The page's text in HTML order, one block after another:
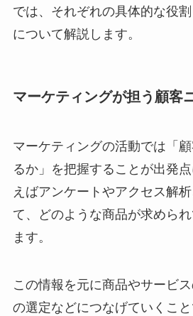
では、それぞれの具体的な役
について解説します。
マーケティングが担う顧客
マーケティングの活動では「
るか」を把握することが出発
えばアンケートやアクセス解
て、どのような商品が求めら
ます。
この情報を元に商品やサービ
の選定などにつなげていくこ